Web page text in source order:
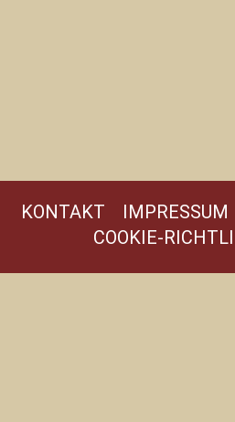
KONTAKT IMPRESSUM
COOKIE-